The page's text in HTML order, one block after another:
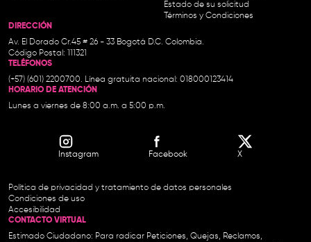
Estado de su solicitud
Términos y Condiciones
DIRECCIÓN
Av. El Dorado Cr.45 # 26 - 33 Bogotá D.C. Colombia.
Código Postal: 111321
TELÉFONOS
(+57) (601) 2200700. Línea gratuita nacional: 018000123414
HORARIO DE ATENCIÓN
Lunes a viernes de 8:00 a.m. a 5:00 p.m.
Instagram Facebook X
Política de privacidad y tratamiento de datos personales
Condiciones de uso
Accesibilidad
CONTACTO VIRTUAL
Estimado Ciudadano: Para radicar Peticiones, Quejas, Reclamos,